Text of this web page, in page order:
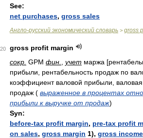
See:
net purchases, gross sales
Англо-русский экономический словарь > gross
20
gross profit margin
сокр. GPM фин. учет маржа
прибыли, рентабельность продаж по
коэффициент валовой прибыли, валовая
продаж ( выраженное в процентах
прибыли к выручке от продаж)
Syn:
before-tax profit margin, pre-tax profit
on sales, gross margin 1), gross